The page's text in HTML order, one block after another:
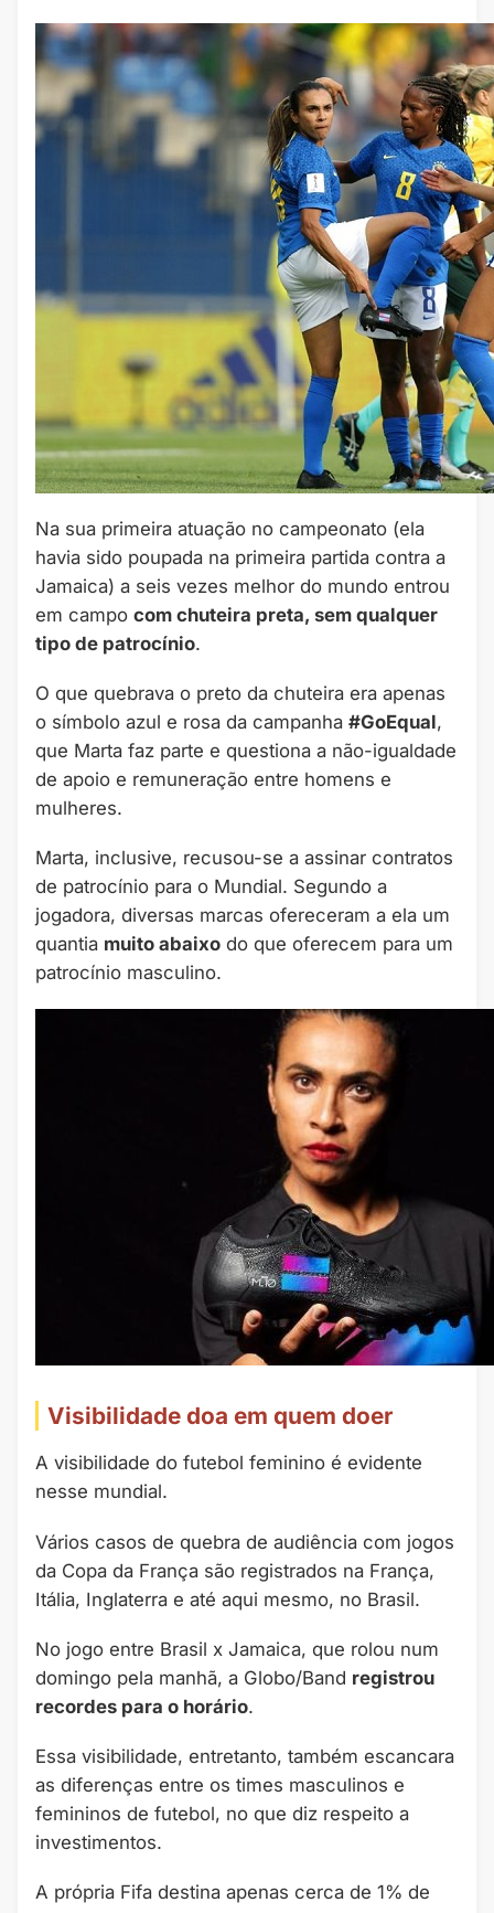
Na sua primeira atuação no campeonato (ela
havia sido poupada na primeira partida contra a
Jamaica) a seis vezes melhor do mundo entrou
em campo com chuteira preta, sem qualquer
tipo de patrocínio.
O que quebrava o preto da chuteira era apenas
o símbolo azul e rosa da campanha #GoEqual,
que Marta faz parte e questiona a não-igualdade
de apoio e remuneração entre homens e
mulheres.
Marta, inclusive, recusou-se a assinar contratos
de patrocínio para o Mundial. Segundo a
jogadora, diversas marcas ofereceram a ela um
quantia muito abaixo do que oferecem para um
patrocínio masculino.
Visibilidade doa em quem doer
A visibilidade do futebol feminino é evidente
nesse mundial.
Vários casos de quebra de audiência com jogos
da Copa da França são registrados na França,
Itália, Inglaterra e até aqui mesmo, no Brasil.
No jogo entre Brasil x Jamaica, que rolou num
domingo pela manhã, a Globo/Band registrou
recordes para o horário.
Essa visibilidade, entretanto, também escancara
as diferenças entre os times masculinos e
femininos de futebol, no que diz respeito a
investimentos.
A própria Fifa destina apenas cerca de 1% de